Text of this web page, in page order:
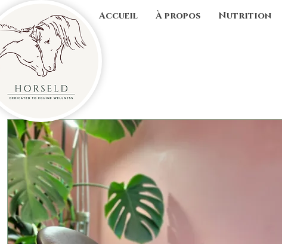
Accueil À propos Nutrition